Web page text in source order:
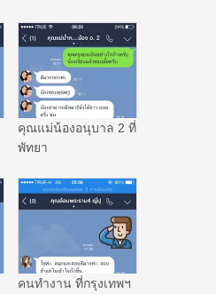
คุณแม่น้องอนุบาล 2 ที่
พัทยา
คนทำงาน ที่กรุงเทพฯ